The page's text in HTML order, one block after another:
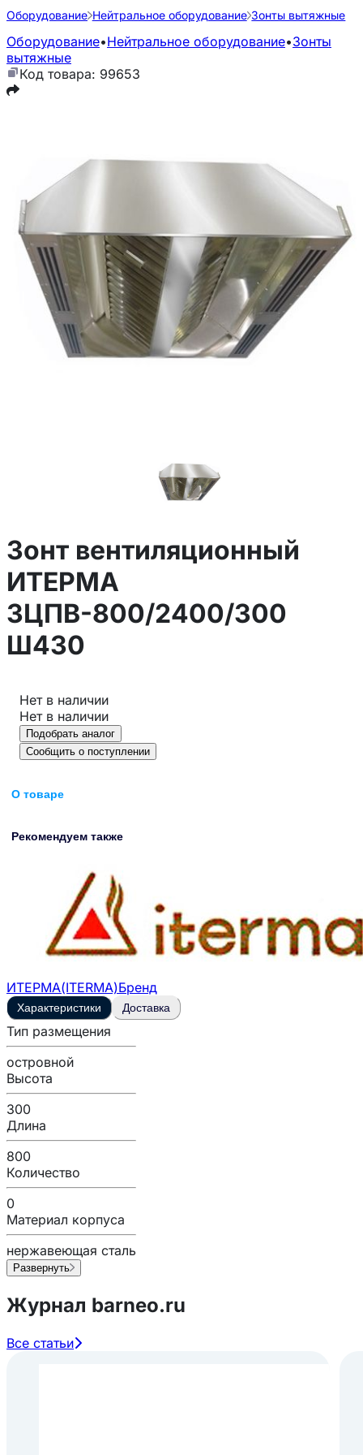
Оборудование Нейтральное оборудование Зонты вытяжные
Оборудование•Нейтральное оборудование•Зонты
вытяжные
Код товара: 99653
Зонт вентиляционный
ИТЕРМА
ЗЦПВ-800/2400/300
Ш430
Нет в наличии
Нет в наличии
Подобрать аналог
Сообщить о поступлении
О товаре
Рекомендуем также
ИТЕРМА(ITERMA)Бренд
Характеристики Доставка
Тип размещения
островной
Высота
300
Длина
800
Количество
0
Материал корпуса
нержавеющая сталь
Развернуть
Журнал barneo.ru
Все статьи